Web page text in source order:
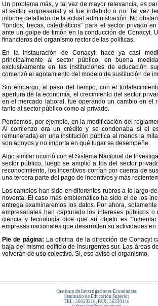
Un problema más, y tal vez de mayor relevancia, es
al sector empresarial y si fue indebido o no. Tal vez
informe detallado de la actual administración. No
“fondos, becas, catedráticos” para el sector privado
ante un golpe de timón en la conducción de Conacyt.
financieros del organismo rector de las políticas.
En la instauración de Conacyt, hace ya casi
principalmente al sector público, en buena
exclusivamente en las instituciones de educación
comenzó el agotamiento del modelo de sustitución de
Sin embargo, al paso del tiempo, con el
apertura de la economía, el crecimiento del sector
en el mercado laboral, fue operando un cambio en el
tanto al sector público como al privado.
Pensemos, por ejemplo, en la modificación del
Al comienzo era un crédito y se condonaba si el
remunerada) en una institución pública al menos la
son apoyos y no importa en qué lugar se desempeñe.
Algo similar ocurrió con el Sistema Nacional de
sector público, luego se amplió a los del sector
reconocimiento, los incentivos corrían por cuenta de
una tercera parte del pago de incentivos y más
Los cambios han sido en diferentes rubros a lo largo
noventa. El caso más emblemático ha sido el de los
entrega examinaremos los datos. Por ahora,
empresariales han capturado los intereses públicos
ciencia y tecnología dice que su objeto es
empresas nacionales que desarrollen su actividades en
Pie de página: La oficina de la dirección de Conacyt
baja del mismo edificio de Insurgentes sur. Las áreas
volverán de uso colectivo. Sí, eso avisó el organismo.
Instituto de Investigaciones Económicas
Seminario de Educación Superior
TEL: 56650210, FAX: 56230116